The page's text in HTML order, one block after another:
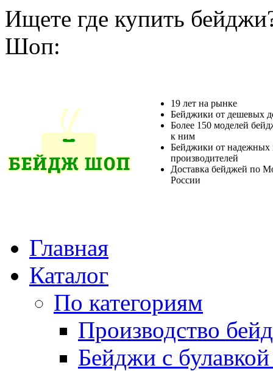
Ищете где купить
Шоп:
19 лет на рынке
Бейджики от дешевых
Более 150 моделей
к ним
Бейджики от надежных
производителей
Доставка бейджей по
России
Главная
Каталог
По категориям
Производство
Бейджи с